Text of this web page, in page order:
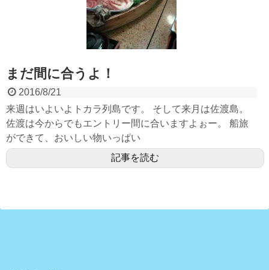
まだ間に合うよ！
2016/8/21
来週はいよいよトカラ列島です。 そして来月は佐渡島。
佐渡は今からでもエントリー間に合いますよぉー。 船旅
ができて、おいしい物いっぱい
記事を読む